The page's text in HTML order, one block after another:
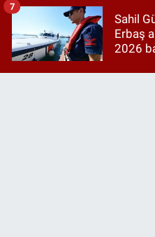
Sahil
Erbaş
2026
7